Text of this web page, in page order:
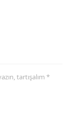
tartışalım *